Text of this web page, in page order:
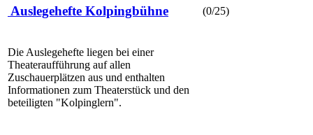
Auslegehefte Kolpingbühne (0/25)
Die Auslegehefte liegen bei einer
Theateraufführung auf allen
Zuschauerplätzen aus und enthalten
Informationen zum Theaterstück und den
beteiligten "Kolpinglern".